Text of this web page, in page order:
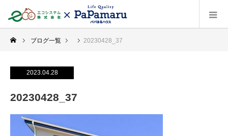
ブログ一覧 20230428_37
2023.04.28
20230428_37